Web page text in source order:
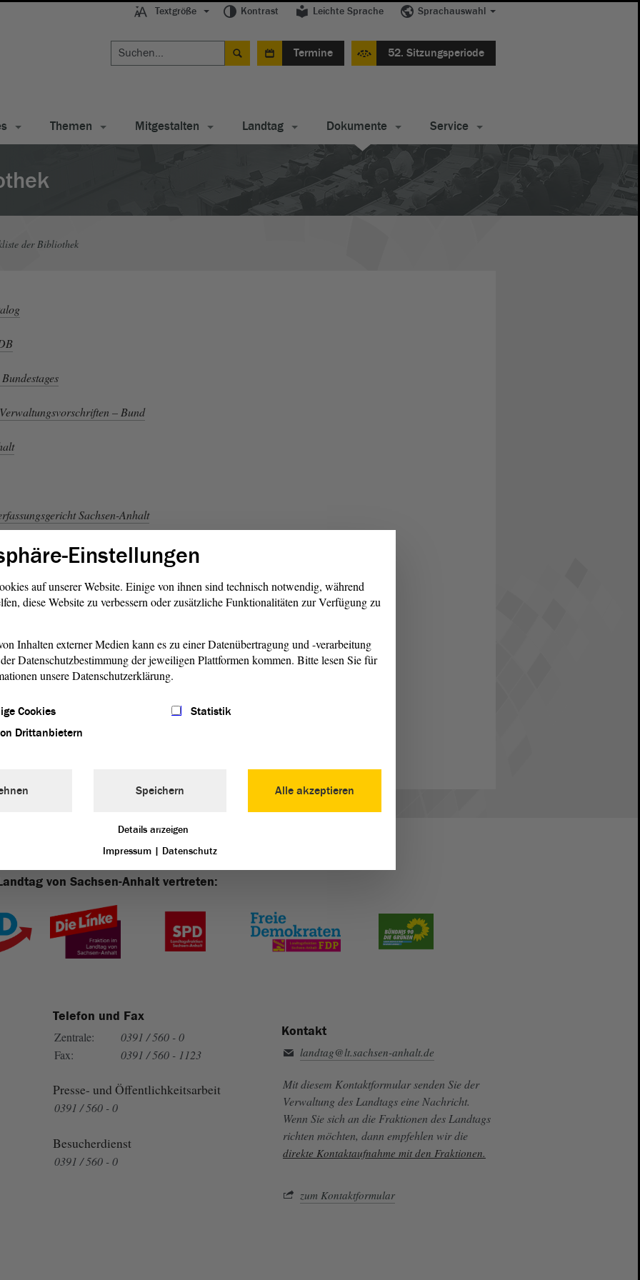
Textgröße Kontrast Leichte Sprache Sprachauswahl
Termine 52. Sitzungsperiode
Themen Mitgestalten Landtag Dokumente Service
der Bibliothek
– Bund
Sachsen-Anhalt
von Sachsen-Anhalt vertreten:
Telefon und Fax
Zentrale:
0391 / 560 - 0
Fax:
0391 / 560 - 1123
Presse- und Öffentlichkeitsarbeit
0391 / 560 - 0
Besucherdienst
0391 / 560 - 0
Kontakt
landtag@lt.sachsen-anhalt.de
Mit diesem Kontaktformular senden Sie der
Verwaltung des Landtags eine Nachricht.
Wenn Sie sich an die Fraktionen des Landtags
richten möchten, dann empfehlen wir die
direkte Kontaktaufnahme mit den Fraktionen.
zum Kontaktformular
Einstellungen
auf unserer Website. Einige von ihnen sind technisch notwendig, während
diese Website zu verbessern oder zusätzliche Funktionalitäten zur Verfügung zu
Inhalten externer Medien kann es zu einer Datenübertragung und -verarbeitung
Datenschutzbestimmung der jeweiligen Plattformen kommen. Bitte lesen Sie für
unsere Datenschutzerklärung.
Cookies
Statistik
Drittanbietern
Alle akzeptieren
Speichern
Details anzeigen
Impressum | Datenschutz